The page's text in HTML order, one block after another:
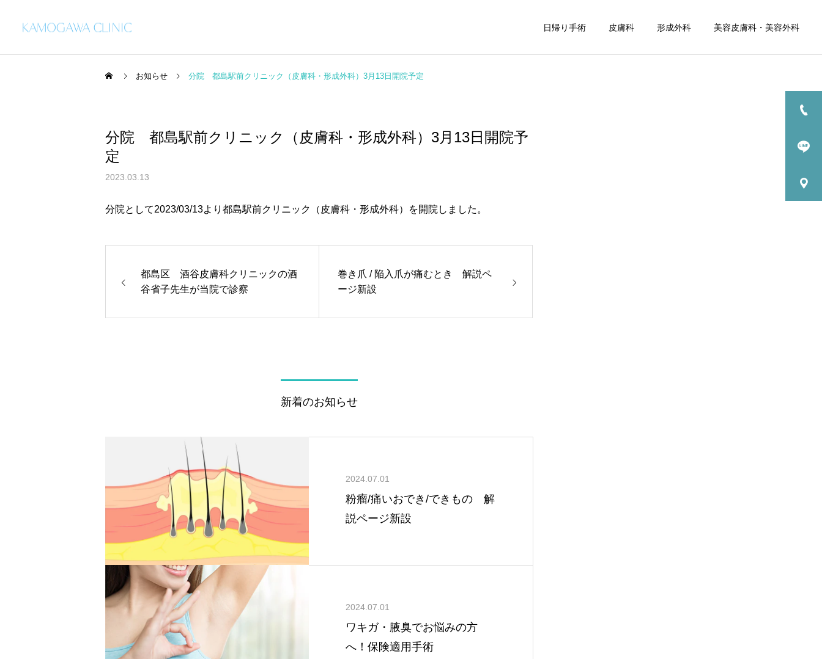
日帰り手術 皮膚科 形成外科 美容皮膚科・美容外科
乾癬 掌蹠膿疱症 天六の皮膚科
ボトックス注射 湿疹
販売許可取得後、米国で販
学術集会の会長-石川先生
陥入爪 / 巻き爪について
お知らせ 分院 都島駅前クリニック（皮膚科・形成外科）3月13日開院予定
分院 都島駅前クリニック（皮膚科・形成外科）3月13日開院予
定
2023.03.13
分院として2023/03/13より 都島駅前クリニック （皮膚科・形成外科）を開院しました。
都島区 酒谷皮膚科クリニックの酒
谷省子先生が当院で診察
巻き爪 / 陥入爪が痛むとき 解説ペ
ージ新設
新着のお知らせ
2024.07.01
粉瘤/痛いおでき/できもの 解
説ページ新設
2024.07.01
ワキガ・腋臭でお悩みの方
へ！保険適用手術